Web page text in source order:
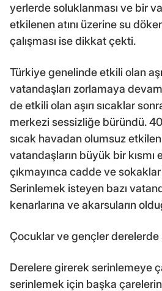
yerlerde soluklanması ve bir
etkilenen atını üzerine su
çalışması ise dikkat çekti.
Türkiye genelinde etkili olan
vatandaşları zorlamaya
de etkili olan aşırı sıcaklar
merkezi sessizliğe büründü.
sıcak havadan olumsuz
vatandaşların büyük bir kısmı
çıkmayınca cadde ve sokaklar
Serinlemek isteyen bazı
kenarlarına ve akarsuların
Çocuklar ve gençler derelerde
Derelere girerek serinlemeye
serinlemek için başka